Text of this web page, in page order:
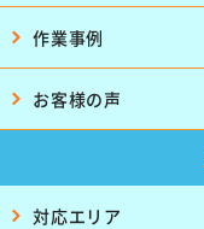
作業事例
お客様の声
対応エリア